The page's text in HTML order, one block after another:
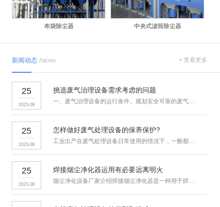
布袋除尘器 中央式滤筒除尘器
新闻动态 /NEWS + 查看更多
25
2023-08
挑选废气治理设备需求考虑的问题
一、废气治理设备的运行条件。规划安全可靠的废气治理设备，依据废…
25
2023-08
怎样做好废气处理设备的保养保护?
工业出产在废气处理设备日常使用的情况下，一般都会疏忽对废气处理…
25
2023-08
焊接烟尘净化器运用有必要远离明火
烟尘净化设备厂家介绍焊接烟尘净化器是一种用于焊接烟尘净化的除尘…